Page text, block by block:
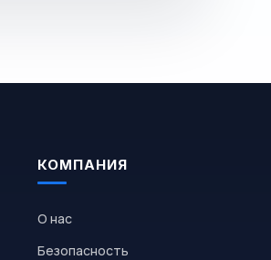
КОМПАНИЯ
О нас
Безопасность